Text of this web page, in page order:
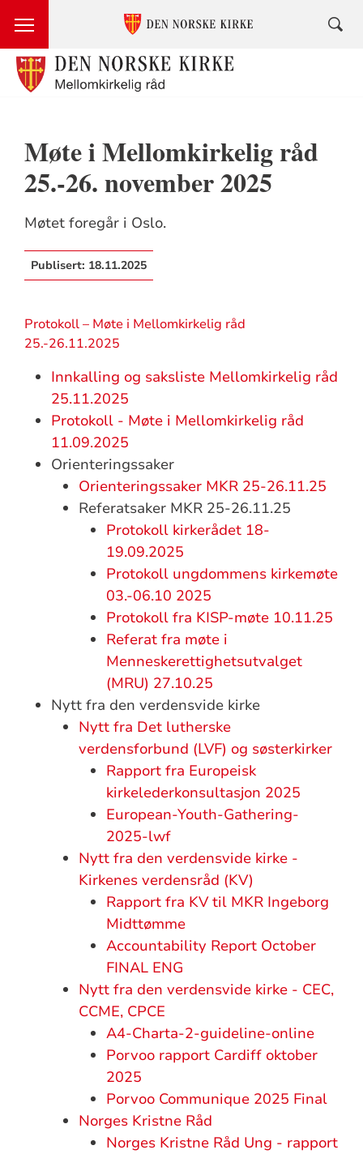
Møte i Mellomkirkelig råd
25.-26. november 2025
Møtet foregår i Oslo.
Publisert: 18.11.2025
Protokoll – Møte i Mellomkirkelig råd
25.-26.11.2025
Innkalling og saksliste Mellomkirkelig råd
25.11.2025
Protokoll - Møte i Mellomkirkelig råd
11.09.2025
Orienteringssaker
Orienteringssaker MKR 25-26.11.25
Referatsaker MKR 25-26.11.25
Protokoll kirkerådet 18-
19.09.2025
Protokoll ungdommens kirkemøte
03.-06.10 2025
Protokoll fra KISP-møte 10.11.25
Referat fra møte i
Menneskerettighetsutvalget
(MRU) 27.10.25
Nytt fra den verdensvide kirke
Nytt fra Det lutherske
verdensforbund (LVF) og søsterkirker
Rapport fra Europeisk
kirkelederkonsultasjon 2025
European-Youth-Gathering-
2025-lwf
Nytt fra den verdensvide kirke -
Kirkenes verdensråd (KV)
Rapport fra KV til MKR Ingeborg
Midttømme
Accountability Report October
FINAL ENG
Nytt fra den verdensvide kirke - CEC,
CCME, CPCE
A4-Charta-2-guideline-online
Porvoo rapport Cardiff oktober
2025
Porvoo Communique 2025 Final
Norges Kristne Råd
Norges Kristne Råd Ung - rapport